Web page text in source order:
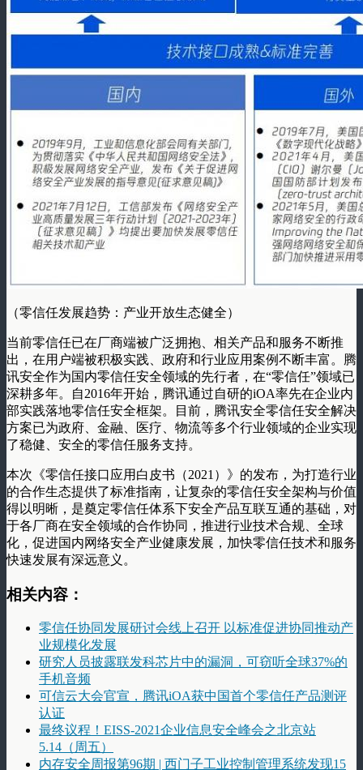
（零信任发展趋势：产业开放生态健全）
当前零信任已在厂商端被广泛拥抱、相关产品和服务不断推
出，在用户端被积极实践、政府和行业应用案例不断丰富。腾
讯安全作为国内零信任安全领域的先行者，在“零信任”领域已
深耕多年。自2016年开始，腾讯通过自研的iOA率先在企业内
部实践落地零信任安全框架。目前，腾讯安全零信任安全解决
方案已为政府、金融、医疗、物流等多个行业领域的企业实现
了稳健、安全的零信任服务支持。
本次《零信任接口应用白皮书（2021）》的发布，为打造行业
的合作生态提供了标准指南，让复杂的零信任安全架构与价值
得以明晰，是奠定零信任体系下安全产品互联互通的基础，对
于各厂商在安全领域的合作协同，推进行业技术合规、全球
化，促进国内网络安全产业健康发展，加快零信任技术和服务
快速发展有深远意义。
相关内容：
零信任协同发展研讨会线上召开 以标准促进协同推动产
业规模化发展
研究人员披露联发科芯片中的漏洞，可窃听全球37%的
手机音频
可信云大会官宣，腾讯iOA获中国首个零信任产品测评
认证
最终议程！EISS-2021企业信息安全峰会之北京站
5.14（周五）
内存安全周报第96期 | 西门子工业控制管理系统发现15